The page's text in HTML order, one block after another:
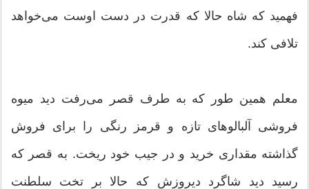
فهمید كه شاه حالا كه قدرت در دست اوست می‌خواهد
تلافی كند.
معلم همین طور كه به طرف قصر می‌رفت دید میوه
فروشی آلبالوهای تازه و قرمز رنگی را برای فروش
گذاشته مقداری خرید و در جیب خود ریخت. به قصر كه
رسید دید شاگرد دیروزش كه حالا بر تخت سلطنت